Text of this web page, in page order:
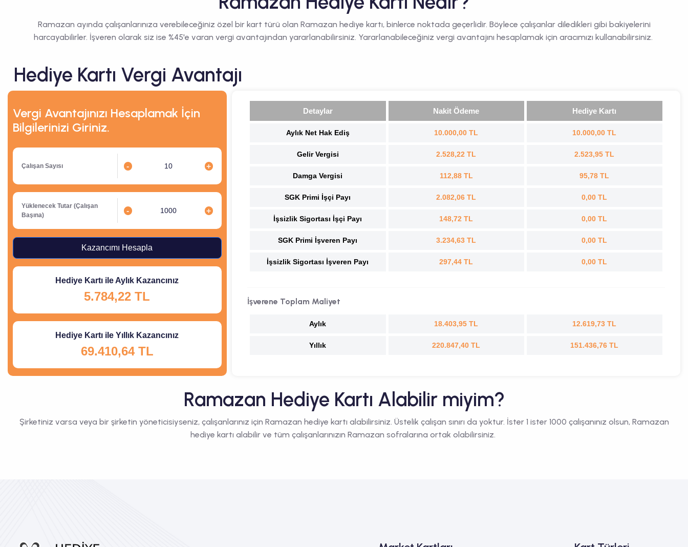
Ramazan ayında çalışanlarınıza verebileceğiniz özel bir kart türü olan Ramazan hediye kartı, binlerce noktada geçerlidir. Böylece çalışanlar diledikleri gibi bakiyelerini
harcayabilirler. İşveren olarak siz ise %45'e varan vergi avantajından yararlanabilirsiniz. Yararlanabileceğiniz vergi avantajını hesaplamak için aracımızı kullanabilirsiniz.
Hediye Kartı Vergi Avantajı
Vergi Avantajınızı Hesaplamak İçin
Bilgilerinizi Giriniz.
Çalışan Sayısı - +
Yüklenecek Tutar (Çalışan
Başına)
- +
Kazancımı Hesapla
Hediye Kartı ile Aylık Kazancınız
5.784,22 TL
Hediye Kartı ile Yıllık Kazancınız
69.410,64 TL
Detaylar Nakit Ödeme Hediye Kartı
Aylık Net Hak Ediş 10.000,00 TL 10.000,00 TL
Gelir Vergisi 2.528,22 TL 2.523,95 TL
Damga Vergisi 112,88 TL 95,78 TL
SGK Primi İşçi Payı 2.082,06 TL 0,00 TL
İşsizlik Sigortası İşçi Payı 148,72 TL 0,00 TL
SGK Primi İşveren Payı 3.234,63 TL 0,00 TL
İşsizlik Sigortası İşveren Payı 297,44 TL 0,00 TL
İşverene Toplam Maliyet
Aylık 18.403,95 TL 12.619,73 TL
Yıllık 220.847,40 TL 151.436,76 TL
Ramazan Hediye Kartı Alabilir miyim?
Şirketiniz varsa veya bir şirketin yöneticisiyseniz, çalışanlarınız için Ramazan hediye kartı alabilirsiniz. Üstelik çalışan sınırı da yoktur. İster 1 ister 1000 çalışanınız olsun, Ramazan
hediye kartı alabilir ve tüm çalışanlarınızın Ramazan sofralarına ortak olabilirsiniz.